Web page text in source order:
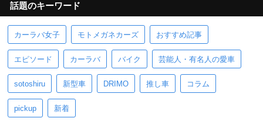
話題のキーワード
カーラバ女子 モトメガネカーズ おすすめ記事
エピソード カーラバ バイク 芸能人・有名人の愛車
sotoshiru 新型車 DRIMO 推し車 コラム
pickup 新着